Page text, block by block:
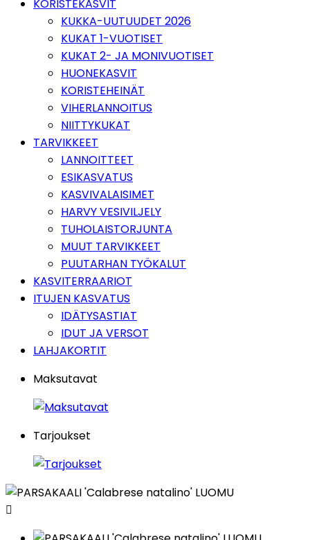
KORISTEKASVIT
KUKKA-UUTUUDET 2026
KUKAT 1-VUOTISET
KUKAT 2- JA MONIVUOTISET
HUONEKASVIT
KORISTEHEINÄT
VIHERLANNOITUS
NIITTYKUKAT
TARVIKKEET
LANNOITTEET
ESIKASVATUS
KASVIVALAISIMET
HARVY VESIVILJELY
TUHOLAISTORJUNTA
MUUT TARVIKKEET
PUUTARHAN TYÖKALUT
KASVITERRAARIOT
ITUJEN KASVATUS
IDÄTYSASTIAT
IDUT JA VERSOT
LAHJAKORTIT
Maksutavat
Tarjoukset
